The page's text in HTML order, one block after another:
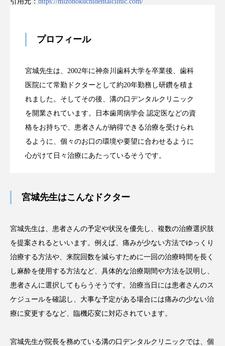
プロフィール
宮城先生は、2002年に神奈川歯科大学を卒業後、歯科
医院にて常勤ドクターとして約20年勤務し研鑽を積ま
れました。そしてその後、溝の口デンタルクリニック
を開業されています。日本歯周病学会 認定医などの資
格をお持ちで、患者さんが納得できる治療を受けられ
るように、個々のお口の環境や要望に合わせるように
心がけて日々治療にあたっているそうです。
宮城先生はこんなドクター
宮城先生は、患者さんの予定や状況を優先し、複数の治療選択肢
を提案されるといいます。例えば、痛みが少ない方法でゆっくり
治療する方法や、来院回数を減らすために一回の治療時間を長く
し麻酔を使用する方法など、具体的な治療期間や方法を説明し、
患者さんに選択してもらうそうです。治療当日には患者さんのス
ケジュールを確認し、大事な予定がある場合には痛みの少ない治
療に変更するなど、臨機応変に対応されています。
宮城先生が院長を務めている溝の口デンタルクリニックでは、個